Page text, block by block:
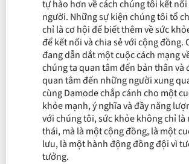
tự hào hơn về cách chúng tôi kết
người. Những sự kiện chúng tôi tổ
chỉ là cơ hội để biết thêm về sức
để kết nối và chia sẻ với cộng đồng.
đang dẫn dắt một cuộc cách mạng
chúng ta quan tâm đến bản thân và
quan tâm đến những người xung
cùng Damode chắp cánh cho một
khỏe mạnh, ý nghĩa và đầy năng
với chúng tôi, sức khỏe không chỉ
thái, mà là một cộng đồng, là một
lưu, là một hành động đồng đội vì
tưởng.